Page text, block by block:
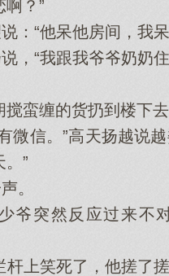
？”
“他呆他房间，我
“我跟我爷爷奶奶住
缠的货扔到楼下去
信。”高天扬越说越
”
。
突然反应过来不对
笑死了，他搓了搓